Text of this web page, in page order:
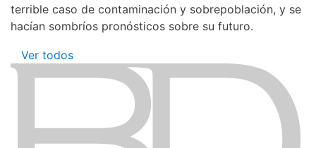
terrible caso de contaminación y sobrepoblación, y se
hacían sombríos pronósticos sobre su futuro.
Ver todos